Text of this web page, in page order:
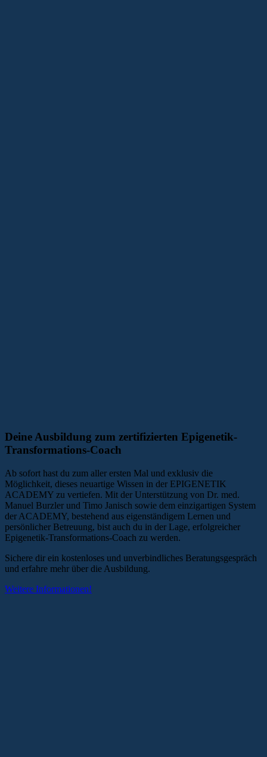
Deine Ausbildung zum zertifizierten Epigenetik-
Transformations-Coach
Ab sofort hast du zum aller ersten Mal und exklusiv die
Möglichkeit, dieses neuartige Wissen in der EPIGENETIK
ACADEMY zu vertiefen. Mit der Unterstützung von Dr. med.
Manuel Burzler und Timo Janisch sowie dem einzigartigen System
der ACADEMY, bestehend aus eigenständigem Lernen und
persönlicher Betreuung, bist auch du in der Lage, erfolgreicher
Epigenetik-Transformations-Coach zu werden.
Sichere dir ein kostenloses und unverbindliches Beratungsgespräch
und erfahre mehr über die Ausbildung.
Weitere Informationen!